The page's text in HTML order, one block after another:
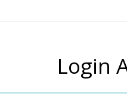
Login